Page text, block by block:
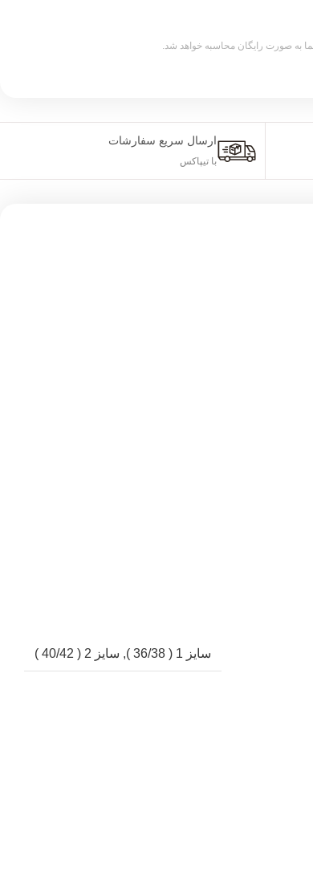
ارسال سریع سفارشات
با تیپاکس
سایز 1 ( 36/38 ) , سایز 2 ( 40/42 )